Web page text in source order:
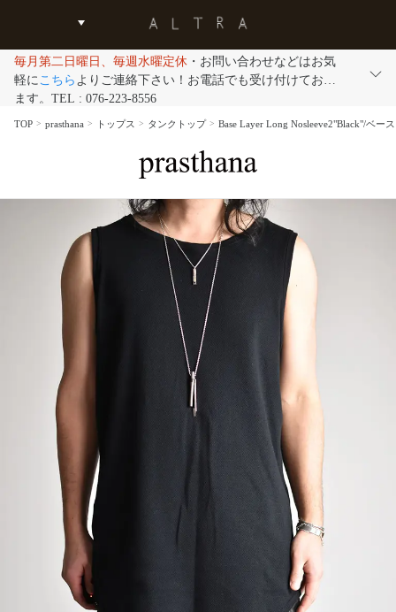
毎月第二日曜日、毎週水曜定休 ・お問い合わせなどはお気
軽にこちら よりご連絡下さい！お電話でも受け付けており
ます。TEL : 076-223-8556
TOP prasthana トップス タンクトップ Base Layer Long Nosleeve2"Black"/ベー